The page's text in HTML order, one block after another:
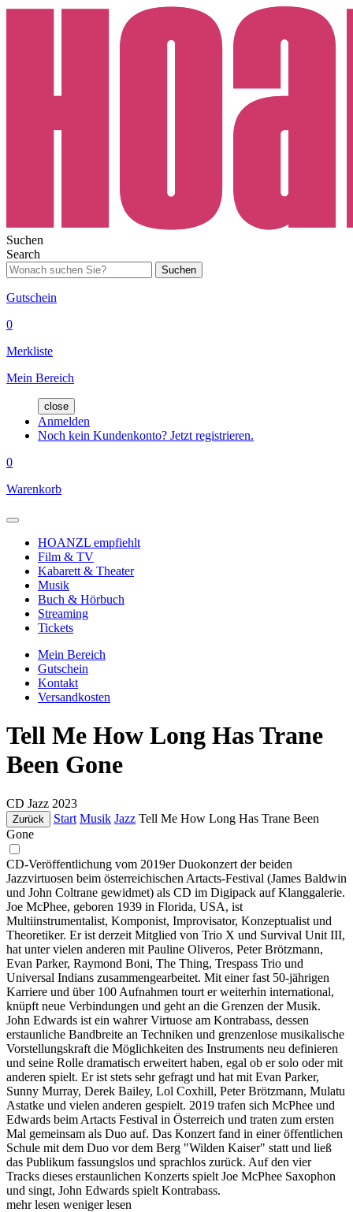
Suchen
Search
Suchen
Gutschein
0
Merkliste
Mein Bereich
close
Anmelden
Noch kein Kundenkonto? Jetzt registrieren.
0
Warenkorb
HOANZL empfiehlt
Film & TV
Kabarett & Theater
Musik
Buch & Hörbuch
Streaming
Tickets
Mein Bereich
Gutschein
Kontakt
Versandkosten
Tell Me How Long Has Trane
Been Gone
CD Jazz 2023
Zurück Start Musik Jazz Tell Me How Long Has Trane Been
Gone
CD-Veröffentlichung vom 2019er Duokonzert der beiden
Jazzvirtuosen beim österreichischen Artacts-Festival (James Baldwin
und John Coltrane gewidmet) als CD im Digipack auf Klanggalerie.
Joe McPhee, geboren 1939 in Florida, USA, ist
Multiinstrumentalist, Komponist, Improvisator, Konzeptualist und
Theoretiker. Er ist derzeit Mitglied von Trio X und Survival Unit III,
hat unter vielen anderen mit Pauline Oliveros, Peter Brötzmann,
Evan Parker, Raymond Boni, The Thing, Trespass Trio und
Universal Indians zusammengearbeitet. Mit einer fast 50-jährigen
Karriere und über 100 Aufnahmen tourt er weiterhin international,
knüpft neue Verbindungen und geht an die Grenzen der Musik.
John Edwards ist ein wahrer Virtuose am Kontrabass, dessen
erstaunliche Bandbreite an Techniken und grenzenlose musikalische
Vorstellungskraft die Möglichkeiten des Instruments neu definieren
und seine Rolle dramatisch erweitert haben, egal ob er solo oder mit
anderen spielt. Er ist stets sehr gefragt und hat mit Evan Parker,
Sunny Murray, Derek Bailey, Lol Coxhill, Peter Brötzmann, Mulatu
Astatke und vielen anderen gespielt. 2019 trafen sich McPhee und
Edwards beim Artacts Festival in Österreich und traten zum ersten
Mal gemeinsam als Duo auf. Das Konzert fand in einer öffentlichen
Schule mit dem Duo vor dem Berg "Wilden Kaiser" statt und ließ
das Publikum fassungslos und sprachlos zurück. Auf den vier
Tracks dieses erstaunlichen Konzerts spielt Joe McPhee Saxophon
und singt, John Edwards spielt Kontrabass.
mehr lesen weniger lesen